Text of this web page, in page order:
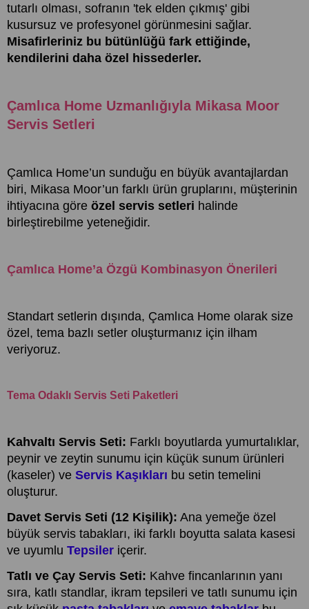
tutarlı olması, sofranın 'tek elden çıkmış' gibi
kusursuz ve profesyonel görünmesini sağlar.
Misafirleriniz bu bütünlüğü fark ettiğinde,
kendilerini daha özel hissederler.
Çamlıca Home Uzmanlığıyla Mikasa Moor
Servis Setleri
Çamlıca Home’un sunduğu en büyük avantajlardan
biri, Mikasa Moor’un farklı ürün gruplarını, müşterinin
ihtiyacına göre özel servis setleri halinde
birleştirebilme yeteneğidir.
Çamlıca Home’a Özgü Kombinasyon Önerileri
Standart setlerin dışında, Çamlıca Home olarak size
özel, tema bazlı setler oluşturmanız için ilham
veriyoruz.
Tema Odaklı Servis Seti Paketleri
Kahvaltı Servis Seti: Farklı boyutlarda yumurtalıklar,
peynir ve zeytin sunumu için küçük sunum ürünleri
(kaseler) ve Servis Kaşıkları bu setin temelini
oluşturur.
Davet Servis Seti (12 Kişilik): Ana yemeğe özel
büyük servis tabakları, iki farklı boyutta salata kasesi
ve uyumlu Tepsiler içerir.
Tatlı ve Çay Servis Seti: Kahve fincanlarının yanı
sıra, katlı standlar, ikram tepsileri ve tatlı sunumu için